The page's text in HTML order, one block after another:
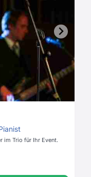
im Trio für Ihr Event.